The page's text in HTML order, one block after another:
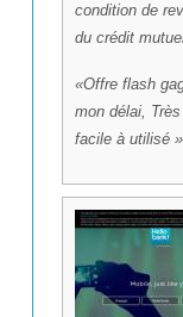
condition de
du crédit
Offre flash
mon délai,
facile à utilisé